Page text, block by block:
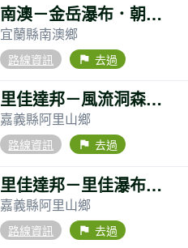
南澳－金岳瀑布．朝陽步道森旅行
宜蘭縣南澳鄉
路線資訊 flag 去過
里佳達邦－風流洞森旅行
嘉義縣阿里山鄉
路線資訊 flag 去過
里佳達邦－里佳瀑布森旅行
嘉義縣阿里山鄉
路線資訊 flag 去過